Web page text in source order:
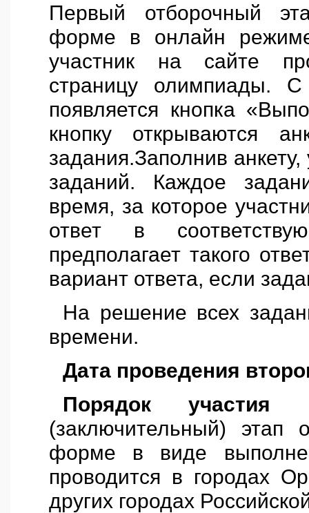
Первый отборочный
форме в онлайн
участник на сайте
страницу олимпиады.
появляется кнопка
кнопку открываются
задания.Заполнив
заданий. Каждое
время, за которое
ответ в
предполагает такого
вариант ответа, если
На решение всех
времени.
Дата проведения
Порядок
(заключительный)
форме в виде
проводится в городах
других городах